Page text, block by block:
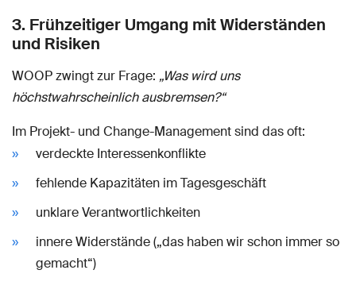
3. Frühzeitiger Umgang mit Widerständen
und Risiken
WOOP zwingt zur Frage: „Was wird uns
höchstwahrscheinlich ausbremsen?“
Im Projekt- und Change-Management sind das oft:
verdeckte Interessenkonflikte
fehlende Kapazitäten im Tagesgeschäft
unklare Verantwortlichkeiten
innere Widerstände („das haben wir schon immer so
gemacht“)